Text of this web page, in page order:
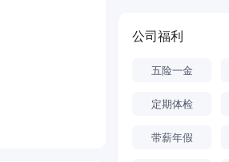
技术研发、
究服务平
术研究和应
实验室，开
发展路线，
公司福利
五险一金
定期体检
带薪年假